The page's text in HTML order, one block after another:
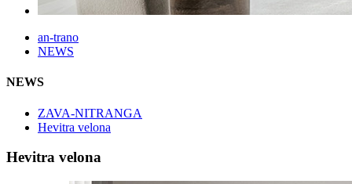
an-trano
NEWS
NEWS
ZAVA-NITRANGA
Hevitra velona
Hevitra velona